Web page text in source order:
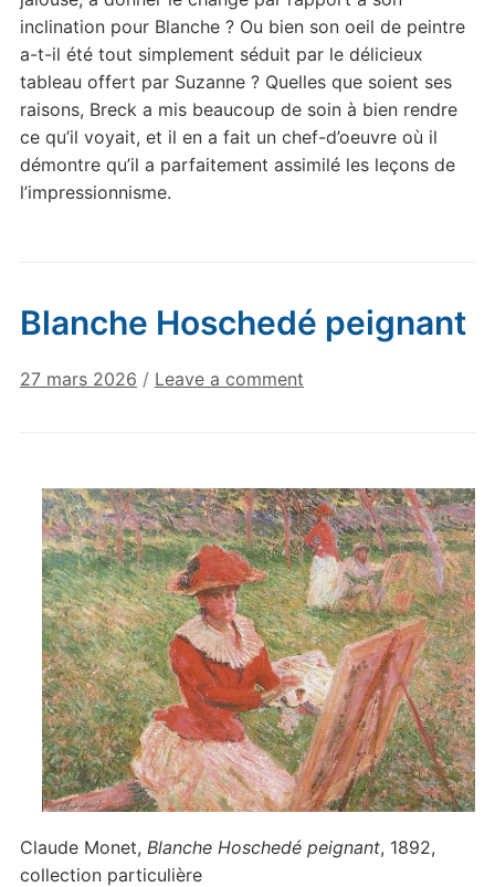
inclination pour Blanche ? Ou bien son oeil de peintre
a-t-il été tout simplement séduit par le délicieux
tableau offert par Suzanne ? Quelles que soient ses
raisons, Breck a mis beaucoup de soin à bien rendre
ce qu’il voyait, et il en a fait un chef-d’oeuvre où il
démontre qu’il a parfaitement assimilé les leçons de
l’impressionnisme.
Blanche Hoschedé peignant
27 mars 2026 / Leave a comment
Claude Monet, Blanche Hoschedé peignant, 1892,
collection particulière